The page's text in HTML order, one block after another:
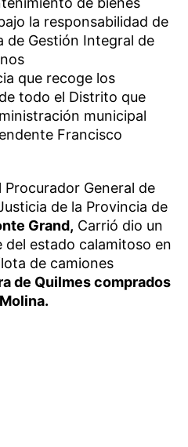
la responsabilidad de
de Gestión Integral de
que recoge los
todo el Distrito que
municipal
Francisco
Procurador General de
de la Provincia de
Grand, Carrió dio un
estado calamitoso en
de camiones
de Quilmes comprados